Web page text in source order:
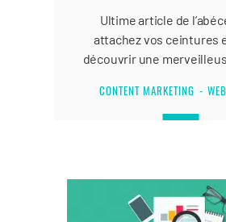
Ultime article de
attachez vos ceintures
découvrir une
CONTENT MARKETING